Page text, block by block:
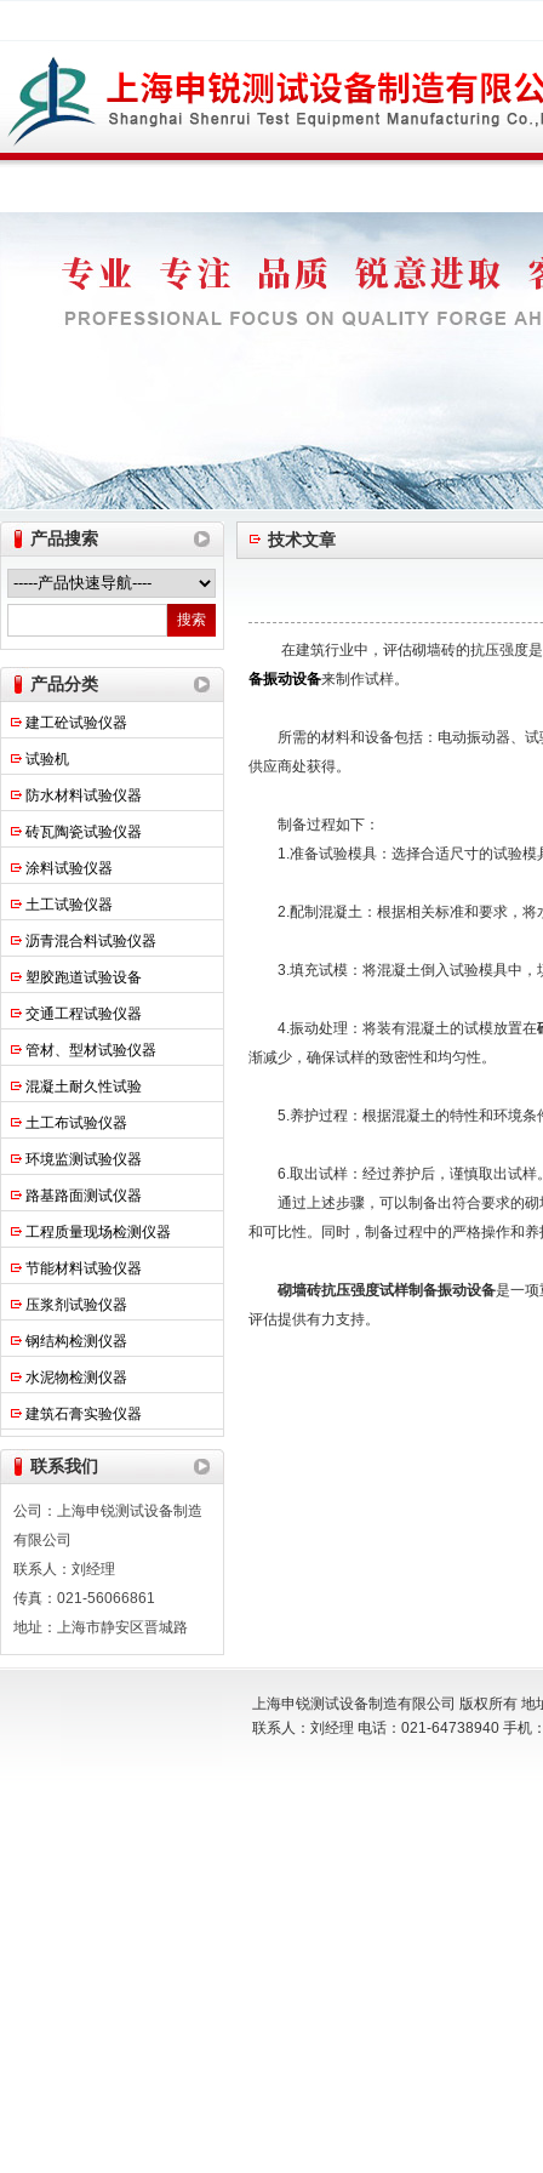
上海申锐测试设备制造有限公司
产品搜索
产品分类
建工砼试验仪器
试验机
防水材料试验仪器
砖瓦陶瓷试验仪器
涂料试验仪器
土工试验仪器
沥青混合料试验仪器
塑胶跑道试验设备
交通工程试验仪器
管材、型材试验仪器
混凝土耐久性试验
土工布试验仪器
环境监测试验仪器
路基路面测试仪器
工程质量现场检测仪器
节能材料试验仪器
压浆剂试验仪器
钢结构检测仪器
水泥物检测仪器
建筑石膏实验仪器
联系我们
公司：上海申锐测试设备制造
有限公司
联系人：刘经理
传真：021-56066861
地址：上海市静安区晋城路
技术文章
在建筑行业中，评估砌墙砖的抗压强度是
备振动设备来制作试样。
所需的材料和设备包括：电动振动器、试
供应商处获得。
制备过程如下：
1.准备试验模具：选择合适尺寸的试验模
2.配制混凝土：根据相关标准和要求，将
3.填充试模：将混凝土倒入试验模具中，
4.振动处理：将装有混凝土的试模放置在
渐减少，确保试样的致密性和均匀性。
5.养护过程：根据混凝土的特性和环境条
6.取出试样：经过养护后，谨慎取出试样
通过上述步骤，可以制备出符合要求的砌
和可比性。同时，制备过程中的严格操作和
砌墙砖抗压强度试样制备振动设备是一项
评估提供有力支持。
上海申锐测试设备制造有限公司 版权所有
联系人：刘经理 电话：021-64738940 手